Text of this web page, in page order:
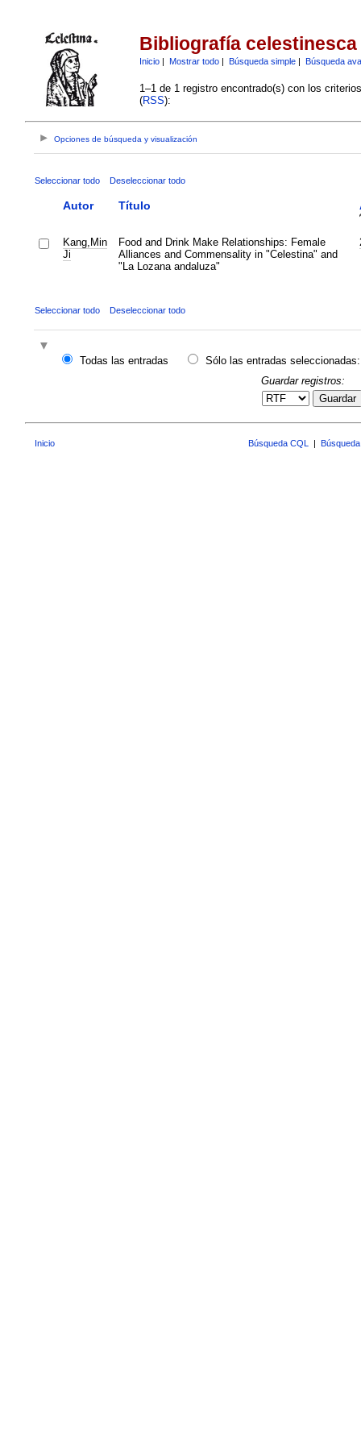
Bibliografía celestinesca
Inicio| Mostrar todo| Búsqueda simple| Búsqueda
1–1 de 1 registro encontrado(s) con los
(RSS):
Opciones de búsqueda y visualización
Seleccionar todo Deseleccionar todo
Autor Título
Kang,Min
Ji
Food and Drink Make Relationships: Female
Alliances and Commensality in "Celestina" and
"La Lozana andaluza"
Seleccionar todo Deseleccionar todo
Todas las entradas
Sólo las entradas seleccionadas:
Guardar registros:
Guardar
Inicio Búsqueda CQL